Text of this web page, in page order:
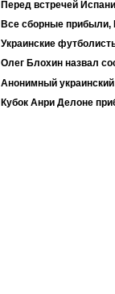
Перед встречей
Все сборные прибыли,
Украинские
Олег Блохин назвал
Анонимный
Кубок Анри Делоне